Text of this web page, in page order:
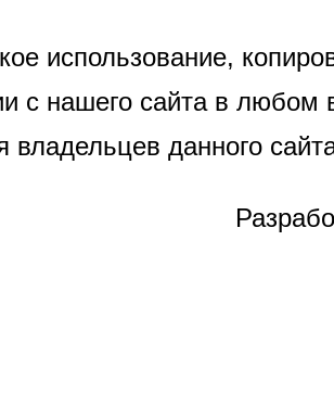
использование,
с нашего сайта в любом
владельцев данного